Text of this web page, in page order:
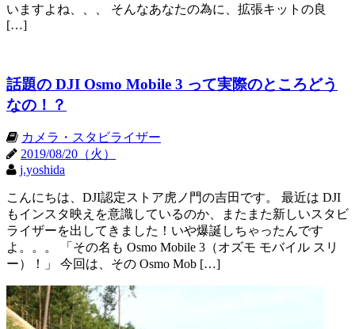
いますよね、、、 そんなあなたの為に、拡張キットの良
[…]
話題の DJI Osmo Mobile 3 って実際のところどう
なの！？
カメラ・スタビライザー
2019/08/20（火）
j.yoshida
こんにちは、DJI認定ストア虎ノ門の吉田です。 最近は DJI
もインスタ映えを意識しているのか、またまた新しいスタビ
ライザーを出してきました！いや爆誕しちゃったんです
よ。。。 「その名も Osmo Mobile 3（オズモ モバイル スリ
ー）！」 今回は、その Osmo Mob […]